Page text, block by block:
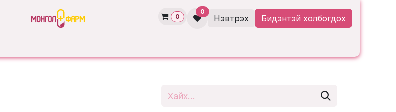
0
0
Нэвтрэх Бидэнтэй холбогдох